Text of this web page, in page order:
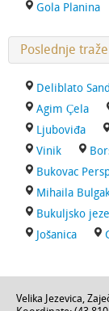
Gola Planina
Poslednje
Deliblato Sand
Agim Çela
Ljuboviđa
Vinik
Bukovac
Mihaila
Bukuljsko
Jošanica
Velika Jezevica,